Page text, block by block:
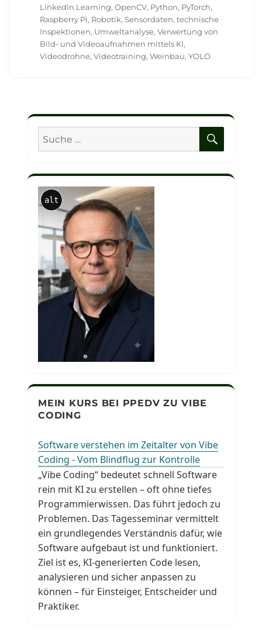
LinkedIn Learning,OpenCV, Python, PyTorch,
Raspberry Pi, Robotik,Sensordaten,technische
Inspektionen, Umweltanalyse,Verwertung von
Bild- und Videoaufnahmen mittels KI,
Videodrohne,Videotraining,Weinbau,YOLO
Suche
nach:
alt
MEIN KURS BEI PPEDV ZU VIBE
CODING
Software verstehen im Zeitalter von Vibe
Coding - Vom Blindflug zur Kontrolle
„Vibe Coding“ bedeutet schnell Software
rein mit KI zu erstellen – oft ohne tiefes
Programmierwissen. Das führt jedoch zu
Problemen. Das Tagesseminar vermittelt
ein grundlegendes Verständnis dafür, wie
Software aufgebaut ist und funktioniert.
Ziel ist es, KI-generierten Code lesen,
analysieren und sicher anpassen zu
können – für Einsteiger, Entscheider und
Praktiker.